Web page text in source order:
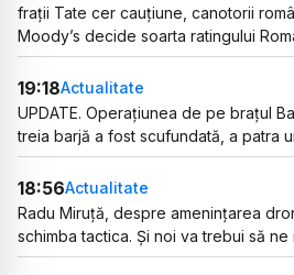
frații Tate cer cauțiune, canotorii
Moody’s decide soarta ratingului
19:18Actualitate
UPDATE. Operațiunea de pe brațul
treia barjă a fost scufundată, a patra
18:56Actualitate
Radu Miruță, despre amenințarea
schimba tactica. Și noi va trebui să ne